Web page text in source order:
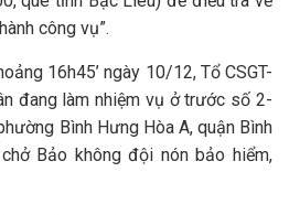
công vụ”.
16h45’ ngày 10/12, Tổ CSGT-
đang làm nhiệm vụ ở trước số 2-
Bình Hưng Hòa A, quận Bình
Bảo không đội nón bảo hiểm,